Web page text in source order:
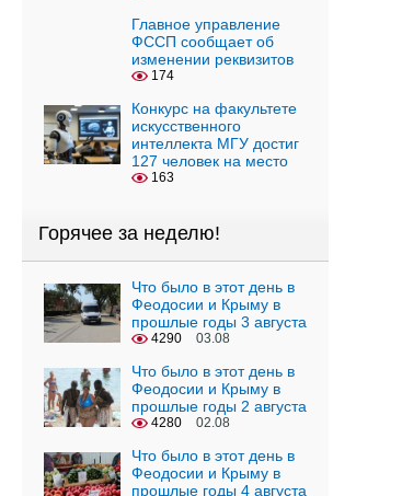
Главное управление
ФССП сообщает об
изменении реквизитов
174
Конкурс на факультете
искусственного
интеллекта МГУ достиг
127 человек на место
163
Горячее за неделю!
Что было в этот день в
Феодосии и Крыму в
прошлые годы 3 августа
4290 03.08
Что было в этот день в
Феодосии и Крыму в
прошлые годы 2 августа
4280 02.08
Что было в этот день в
Феодосии и Крыму в
прошлые годы 4 августа